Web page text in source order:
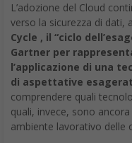
L’adozione del Cloud
verso la sicurezza di dati,
Cycle , il “ciclo
Gartner per
l’applicazione di una
di aspettative
comprendere quali
quali, invece, sono
ambiente lavorativo delle